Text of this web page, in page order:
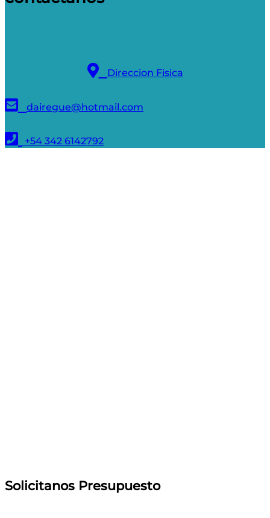
Direccion Fisica
dairegue@hotmail.com
+54 342 6142792
Solicitanos Presupuesto